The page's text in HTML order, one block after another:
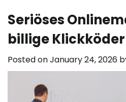
Seriöses
billige
Posted onJanuary 24, 2026